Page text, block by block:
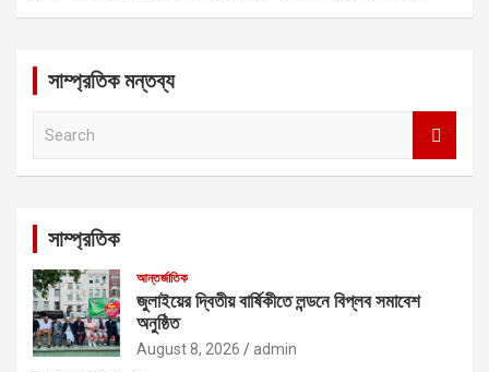
সাম্প্রতিক মন্তব্য
সাম্প্রতিক
আন্তর্জাতিক
জুলাইয়ের দ্বিতীয় বার্ষিকীতে লন্ডনে বিপ্লব সমাবেশ
অনুষ্ঠিত
August 8, 2026 admin